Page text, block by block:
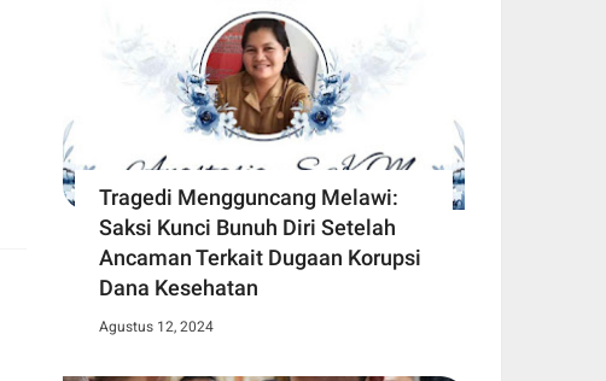
Tragedi Mengguncang Melawi:
Saksi Kunci Bunuh Diri Setelah
Ancaman Terkait Dugaan Korupsi
Dana Kesehatan
Agustus 12, 2024